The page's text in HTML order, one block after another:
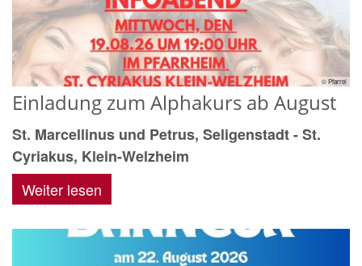
© Pfarrei
Einladung zum Alphakurs ab August
St. Marcellinus und Petrus, Seligenstadt - St.
Cyriakus, Klein-Welzheim
Weiter lesen